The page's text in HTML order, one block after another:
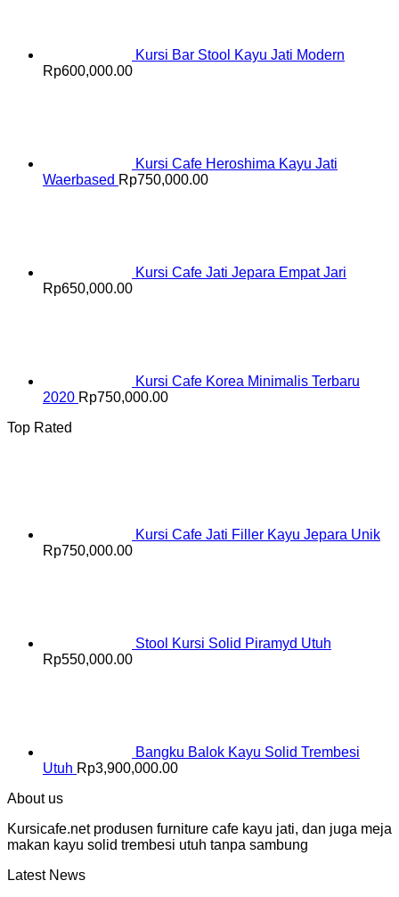
Kursi Bar Stool Kayu Jati Modern
Rp600,000.00
Kursi Cafe Heroshima Kayu Jati
Waerbased Rp750,000.00
Kursi Cafe Jati Jepara Empat Jari
Rp650,000.00
Kursi Cafe Korea Minimalis Terbaru
2020 Rp750,000.00
Top Rated
Kursi Cafe Jati Filler Kayu Jepara Unik
Rp750,000.00
Stool Kursi Solid Piramyd Utuh
Rp550,000.00
Bangku Balok Kayu Solid Trembesi
Utuh Rp3,900,000.00
About us
Kursicafe.net produsen furniture cafe kayu jati, dan juga meja
makan kayu solid trembesi utuh tanpa sambung
Latest News